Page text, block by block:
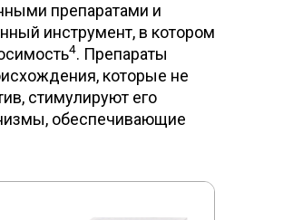
препаратами и
инструмент, в котором
4. Препараты
которые не
стимулируют его
обеспечивающие